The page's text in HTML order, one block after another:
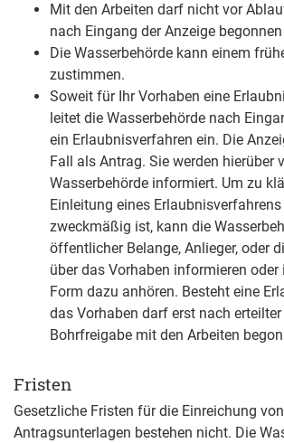
Mit den Arbeiten darf nicht vor
nach Eingang der Anzeige
Die Wasserbehörde kann einem
zustimmen.
Soweit für Ihr Vorhaben eine
leitet die Wasserbehörde nach
ein Erlaubnisverfahren ein. Die
Fall als Antrag. Sie werden hierüber
Wasserbehörde informiert. Um zu
Einleitung eines
zweckmäßig ist, kann die
öffentlicher Belange, Anlieger, oder
über das Vorhaben informieren oder
Form dazu anhören. Besteht eine
das Vorhaben darf erst nach
Bohrfreigabe mit den Arbeiten
Fristen
Gesetzliche Fristen für die Einreichung von
Antragsunterlagen bestehen nicht. Die